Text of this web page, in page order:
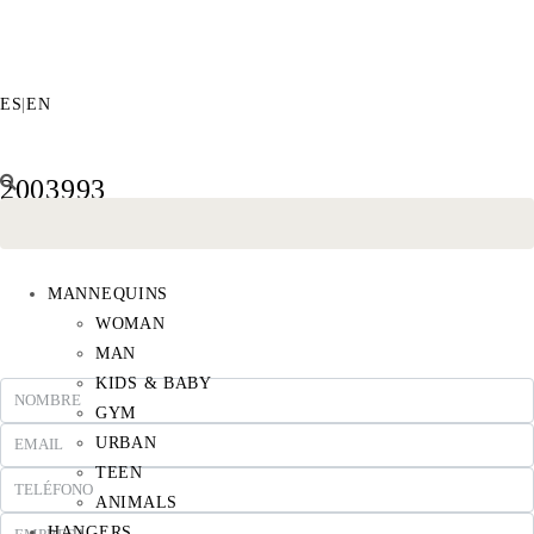
ES |EN
MANNEQUINS
WOMAN
MAN
KIDS & BABY
GYM
URBAN
TEEN
ANIMALS
2003993